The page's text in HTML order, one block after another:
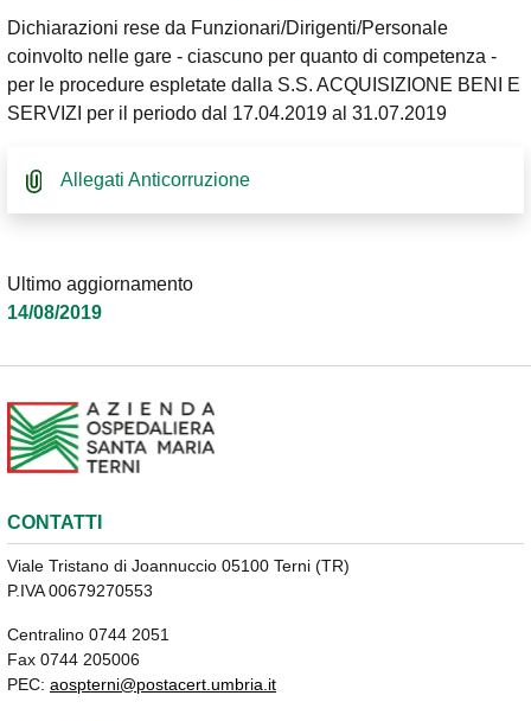
Dichiarazioni rese da Funzionari/Dirigenti/Personale
coinvolto nelle gare - ciascuno per quanto di competenza -
per le procedure espletate dalla S.S. ACQUISIZIONE BENI E
SERVIZI per il periodo dal 17.04.2019 al 31.07.2019
Allegati Anticorruzione
Ultimo aggiornamento
14/08/2019
CONTATTI
Viale Tristano di Joannuccio 05100 Terni (TR)
P.IVA 00679270553
Centralino 0744 2051
Fax 0744 205006
PEC: aospterni@postacert.umbria.it